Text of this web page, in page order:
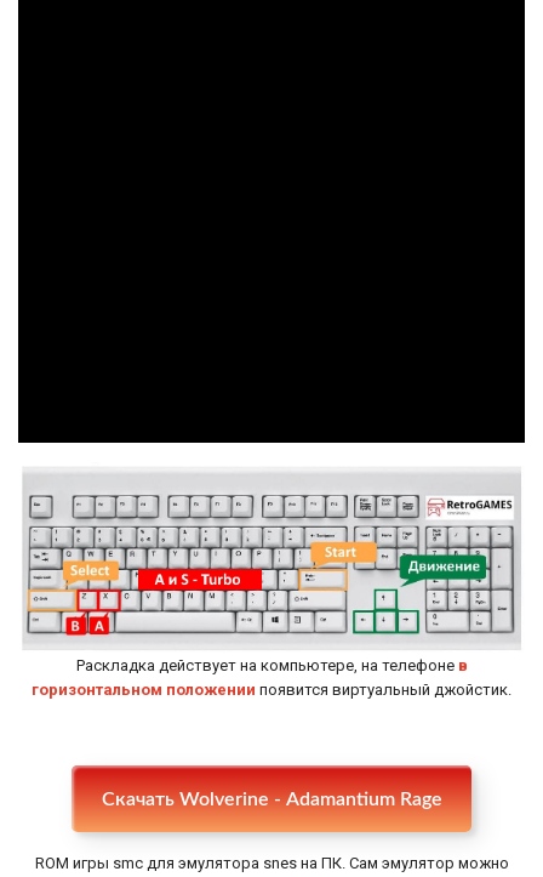
Раскладка действует на компьютере, на телефоне в
горизонтальном положении появится виртуальный джойстик.
Скачать Wolverine - Adamantium Rage
ROM игры smc для эмулятора snes на ПК. Сам эмулятор можно